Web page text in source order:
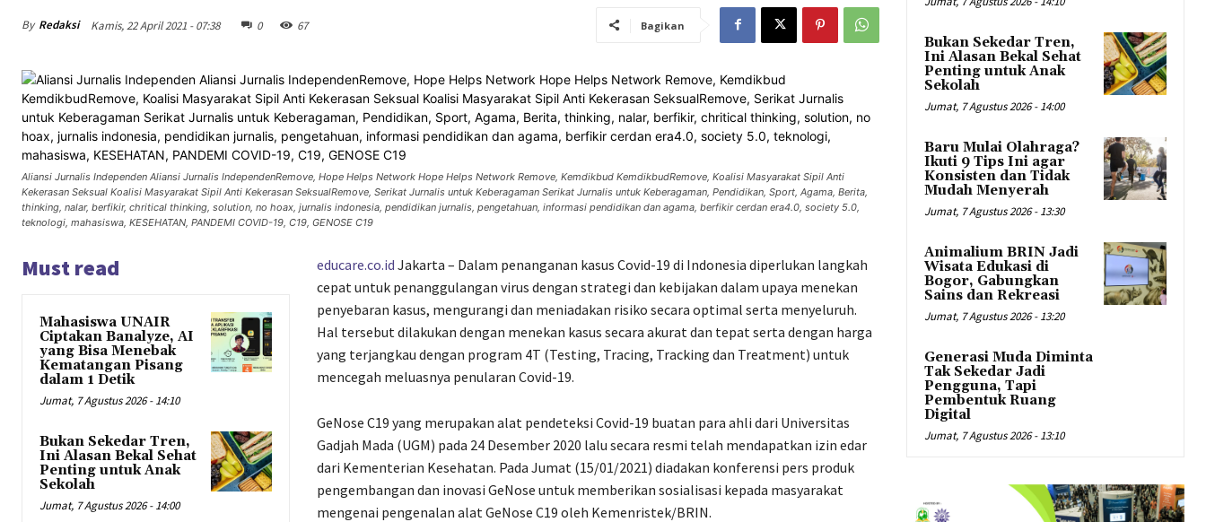
By Redaksi Kamis, 22 April 2021 - 07:38 0 67 Bagikan
Aliansi Jurnalis Independen Aliansi Jurnalis IndependenRemove, Hope Helps Network Hope Helps Network Remove, Kemdikbud KemdikbudRemove, Koalisi Masyarakat Sipil Anti
Kekerasan Seksual Koalisi Masyarakat Sipil Anti Kekerasan SeksualRemove, Serikat Jurnalis untuk Keberagaman Serikat Jurnalis untuk Keberagaman, Pendidikan, Sport, Agama, Berita,
thinking, nalar, berfikir, chritical thinking, solution, no hoax, jurnalis indonesia, pendidikan jurnalis, pengetahuan, informasi pendidikan dan agama, berfikir cerdan era4.0, society 5.0,
teknologi, mahasiswa, KESEHATAN, PANDEMI COVID-19, C19, GENOSE C19
Must read
Mahasiswa UNAIR
Ciptakan Banalyze, AI
yang Bisa Menebak
Kematangan Pisang
dalam 1 Detik
Jumat, 7 Agustus 2026 - 14:10
Bukan Sekedar Tren,
Ini Alasan Bekal Sehat
Penting untuk Anak
Sekolah
Jumat, 7 Agustus 2026 - 14:00
educare.co.id Jakarta – Dalam penanganan kasus Covid-19 di Indonesia diperlukan langkah
cepat untuk penanggulangan virus dengan strategi dan kebijakan dalam upaya menekan
penyebaran kasus, mengurangi dan meniadakan risiko secara optimal serta menyeluruh.
Hal tersebut dilakukan dengan menekan kasus secara akurat dan tepat serta dengan harga
yang terjangkau dengan program 4T (Testing, Tracing, Tracking dan Treatment) untuk
mencegah meluasnya penularan Covid-19.
GeNose C19 yang merupakan alat pendeteksi Covid-19 buatan para ahli dari Universitas
Gadjah Mada (UGM) pada 24 Desember 2020 lalu secara resmi telah mendapatkan izin edar
dari Kementerian Kesehatan. Pada Jumat (15/01/2021) diadakan konferensi pers produk
pengembangan dan inovasi GeNose untuk memberikan sosialisasi kepada masyarakat
mengenai pengenalan alat GeNose C19 oleh Kemenristek/BRIN.
Bukan Sekedar Tren,
Ini Alasan Bekal Sehat
Penting untuk Anak
Sekolah
Jumat, 7 Agustus 2026 - 14:00
Baru Mulai Olahraga?
Ikuti 9 Tips Ini agar
Konsisten dan Tidak
Mudah Menyerah
Jumat, 7 Agustus 2026 - 13:30
Animalium BRIN Jadi
Wisata Edukasi di
Bogor, Gabungkan
Sains dan Rekreasi
Jumat, 7 Agustus 2026 - 13:20
Generasi Muda Diminta
Tak Sekedar Jadi
Pengguna, Tapi
Pembentuk Ruang
Digital
Jumat, 7 Agustus 2026 - 13:10